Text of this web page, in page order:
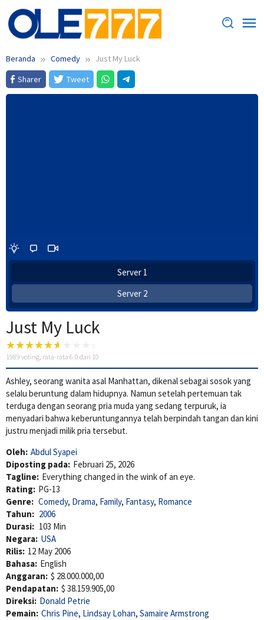
Loncat
ke
konten
Beranda Comedy
Just My Luck
Sharer
Tweet
Server 1
Server 2
Just My Luck
1989 voting, rata-rata 6.0 dari 10
Ashley, seorang wanita asal Manhattan, dikenal sebagai sosok yang
selalu beruntung dalam hidupnya. Namun setelah pertemuan tak
terduga dengan seorang pria muda yang sedang terpuruk, ia
menyadari bahwa keberuntungannya telah berpindah tangan dan kini
justru menjadi milik pria tersebut.
Oleh: Abdul Syapei
Diposting pada: Februari 25, 2026
Tagline: Everything changed in the wink of an eye.
Rating: PG-13
Genre: Comedy, Drama, Family, Fantasy, Romance
Tahun: 2006
Durasi: 103 Min
Negara: USA
Rilis: 12 May 2006
Bahasa: English
Anggaran: $ 28.000.000,00
Pendapatan: $ 38.159.905,00
Direksi: Donald Petrie
Pemain: Chris Pine, Lindsay Lohan, Samaire Armstrong